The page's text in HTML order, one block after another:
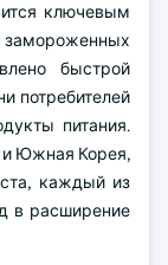
ключевым
быстрой
потребителей
питания.
и Южная Корея,
каждый из
в расширение